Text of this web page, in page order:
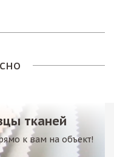
тканей
к вам на объект!